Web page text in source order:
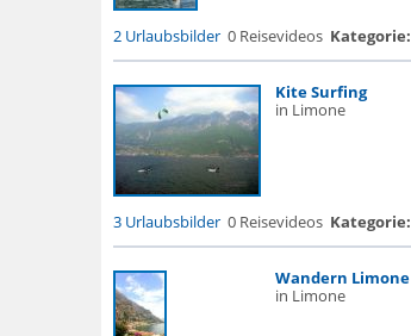
2 Urlaubsbilder 0 Reisevideos Kategorie:
Kite Surfing
in Limone
3 Urlaubsbilder 0 Reisevideos Kategorie:
Wandern Limone
in Limone